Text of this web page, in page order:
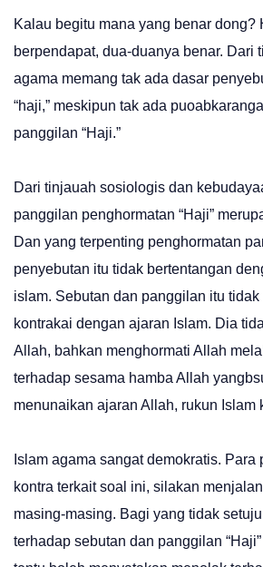
Kalau begitu mana yang benar dong?
berpendapat, dua-duanya benar. Dari
agama memang tak ada dasar
“haji,” meskipun tak ada
panggilan “Haji.”
Dari tinjauah sosiologis dan
panggilan penghormatan “Haji”
Dan yang terpenting penghormatan
penyebutan itu tidak bertentangan
islam. Sebutan dan panggilan itu
kontrakai dengan ajaran Islam. Dia
Allah, bahkan menghormati Allah
terhadap sesama hamba Allah
menunaikan ajaran Allah, rukun Islam
Islam agama sangat demokratis. Para
kontra terkait soal ini, silakan
masing-masing. Bagi yang tidak
terhadap sebutan dan panggilan